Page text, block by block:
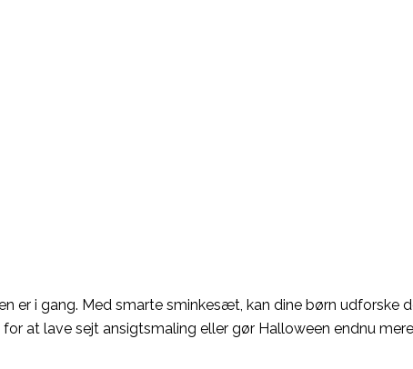
i gang. Med smarte sminkesæt, kan dine børn udforske
at lave sejt ansigtsmaling eller gør Halloween endnu